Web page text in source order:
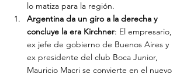
lo matiza para la región.
Argentina da un giro a la derecha y
concluye la era Kirchner: El empresario,
ex jefe de gobierno de Buenos Aires y
ex presidente del club Boca Junior,
Mauricio Macri se convierte en el nuevo